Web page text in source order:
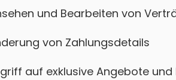
und Bearbeiten von
von Zahlungsdetails
auf exklusive Angebote